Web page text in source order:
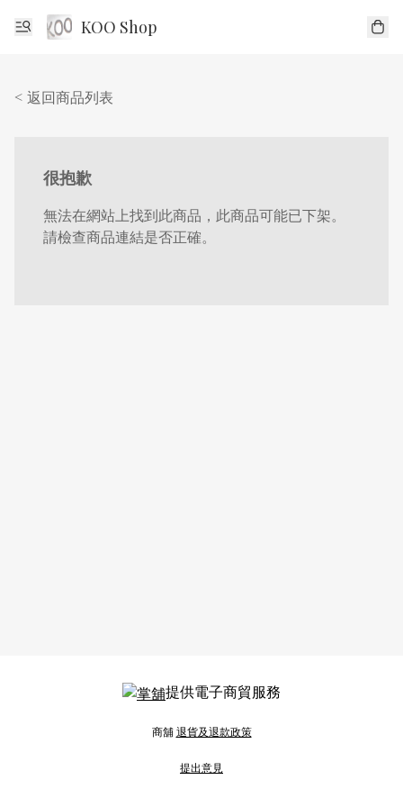
KOO Shop
< 返回商品列表
很抱歉
無法在網站上找到此商品，此商品可能已下架。
請檢查商品連結是否正確。
提供電子商貿服務
商舖退貨及退款政策
提出意見